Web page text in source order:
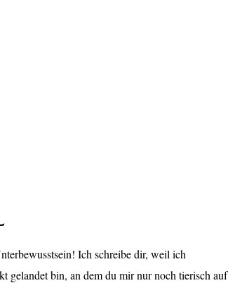
Ich schreibe dir, weil ich
gelandet bin, an dem du mir nur noch tierisch auf